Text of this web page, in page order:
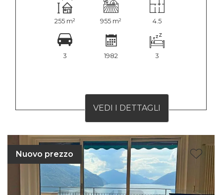
255 m² 955 m² 4.5
3 1982 3
VEDI I DETTAGLI
Nuovo prezzo